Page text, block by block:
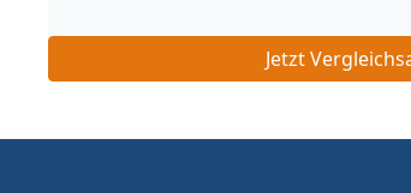
Jetzt